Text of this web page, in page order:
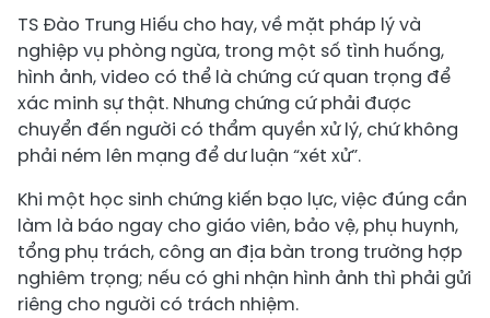
TS Đào Trung Hiếu cho hay, về mặt pháp lý và
nghiệp vụ phòng ngừa, trong một số tình huống,
hình ảnh, video có thể là chứng cứ quan trọng để
xác minh sự thật. Nhưng chứng cứ phải được
chuyển đến người có thẩm quyền xử lý, chứ không
phải ném lên mạng để dư luận “xét xử”.
Khi một học sinh chứng kiến bạo lực, việc đúng cần
làm là báo ngay cho giáo viên, bảo vệ, phụ huynh,
tổng phụ trách, công an địa bàn trong trường hợp
nghiêm trọng; nếu có ghi nhận hình ảnh thì phải gửi
riêng cho người có trách nhiệm.